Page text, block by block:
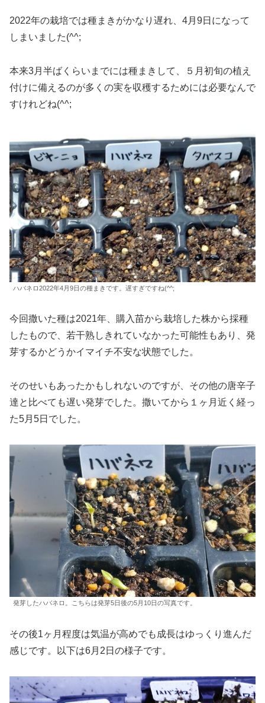
2022年の栽培では種まきがかなり遅れ、4月9日になって
しまいました(^^;
本来3月半ばくらいまでには種まきして、５月初旬の植え
付けに備えるのが多くの実を収穫するためには必要なんで
すけれどね(^^;
ハバネロ2022年4月9日の種まきです。遅すぎですね(^^;
今回撒いた種は2021年、購入苗から栽培した株から採種
したもので、若干熟しきれていなかった可能性もあり、発
芽するかどうかイマイチ不安な状態でした。
そのせいもあったかもしれないのですが、その他の唐辛子
達と比べても遅い発芽でした。撒いてから１ヶ月近く経っ
た5月5日でした。
発芽したハバネロ。こちらは発芽5日後の5月10日の写真です。
その後1ヶ月程度は気温が高めでも成長はゆっくり進んだ
感じです。以下は6月2日の様子です。